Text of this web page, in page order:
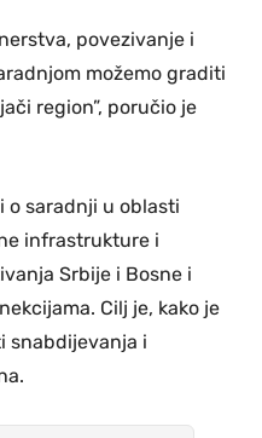
povezivanje i
možemo graditi
region”, poručio je
o saradnji u oblasti
infrastrukture i
Srbije i Bosne i
Cilj je, kako je
snabdijevanja i